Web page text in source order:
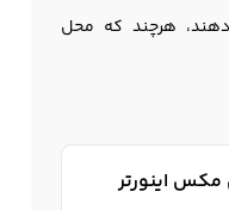
هرچند که محل
مکس اینورتر